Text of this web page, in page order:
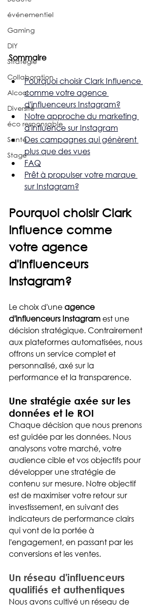
événementiel
Gaming
DIY
Stratégie
Collaboration
Alcool
Diversité
éco responsable
Santé
Stage
Sommaire
Pourquoi choisir Clark Influence
comme votre agence
d'influenceurs Instagram?
Notre approche du marketing
d'influence sur Instagram
Des campagnes qui génèrent
plus que des vues
FAQ
Prêt à propulser votre marque
sur Instagram?
Pourquoi choisir Clark
Influence comme
votre agence
d'influenceurs
Instagram?
Le choix d'une agence
d'influenceurs Instagram est une
décision stratégique. Contrairement
aux plateformes automatisées, nous
offrons un service complet et
personnalisé, axé sur la
performance et la transparence.
Une stratégie axée sur les
données et le ROI
Chaque décision que nous prenons
est guidée par les données. Nous
analysons votre marché, votre
audience cible et vos objectifs pour
développer une stratégie de
contenu sur mesure. Notre objectif
est de maximiser votre retour sur
investissement, en suivant des
indicateurs de performance clairs
qui vont de la portée à
l'engagement, en passant par les
conversions et les ventes.
Un réseau d'influenceurs
qualifiés et authentiques
Nous avons cultivé un réseau de